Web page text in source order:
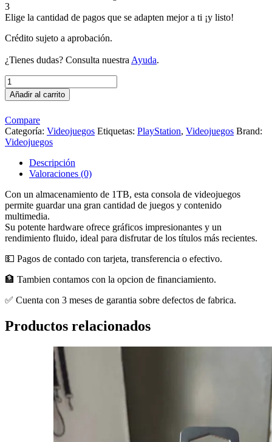
3
Elige la cantidad de pagos que se adapten mejor a ti ¡y listo!
Crédito sujeto a aprobación.
¿Tienes dudas? Consulta nuestra Ayuda.
PlayStation
5
(1TB),
cantidad
Añadir al carrito
Compare
Categoría: Videojuegos Etiquetas: PlayStation, Videojuegos Brand:
Videojuegos
Descripción
Valoraciones (0)
Con un almacenamiento de 1TB, esta consola de videojuegos
permite guardar una gran cantidad de juegos y contenido
multimedia.
Su potente hardware ofrece gráficos impresionantes y un
rendimiento fluido, ideal para disfrutar de los títulos más recientes.
💵 Pagos de contado con tarjeta, transferencia o efectivo.
🏦 Tambien contamos con la opcion de financiamiento.
✅ Cuenta con 3 meses de garantia sobre defectos de fabrica.
Productos relacionados